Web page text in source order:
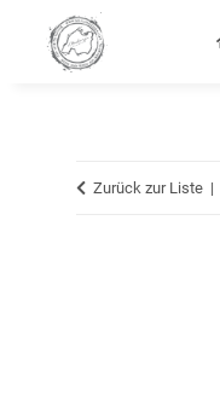
Zurück zur Liste